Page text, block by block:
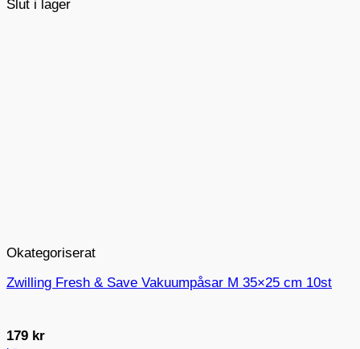
Slut i lager
Okategoriserat
Zwilling Fresh & Save Vakuumpåsar M 35×25 cm 10st
179 kr